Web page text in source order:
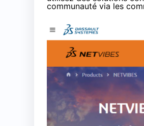
communauté via les